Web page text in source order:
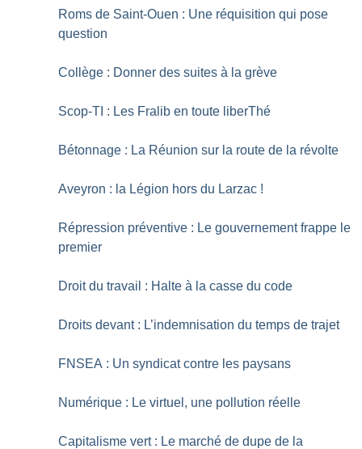
Roms de Saint-Ouen : Une réquisition qui pose
question
Collège : Donner des suites à la grève
Scop-TI : Les Fralib en toute liberThé
Bétonnage : La Réunion sur la route de la révolte
Aveyron : la Légion hors du Larzac !
Répression préventive : Le gouvernement frappe le
premier
Droit du travail : Halte à la casse du code
Droits devant : L’indemnisation du temps de trajet
FNSEA : Un syndicat contre les paysans
Numérique : Le virtuel, une pollution réelle
Capitalisme vert : Le marché de dupe de la